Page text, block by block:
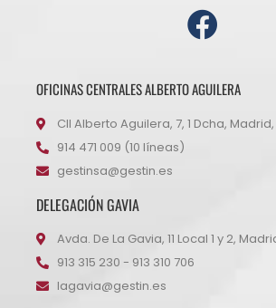
OFICINAS CENTRALES ALBERTO AGUILERA
Cll Alberto Aguilera, 7, 1 Dcha,
914 471 009 (10 líneas)
gestinsa@gestin.es
DELEGACIÓN GAVIA
Avda. De La Gavia, 11 Local 1 y 2,
913 315 230 - 913 310 706
lagavia@gestin.es